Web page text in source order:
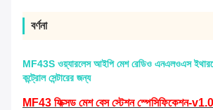
বর্ণনা
MF43S ওয়্যারলেস আইপি মেশ রেডিও এনএলওএস
কন্ট্রোল সেন্টারের জন্য
MF43 ফিক্সড মেশ বেস স্টেশন স্পেসিফিকেশন-